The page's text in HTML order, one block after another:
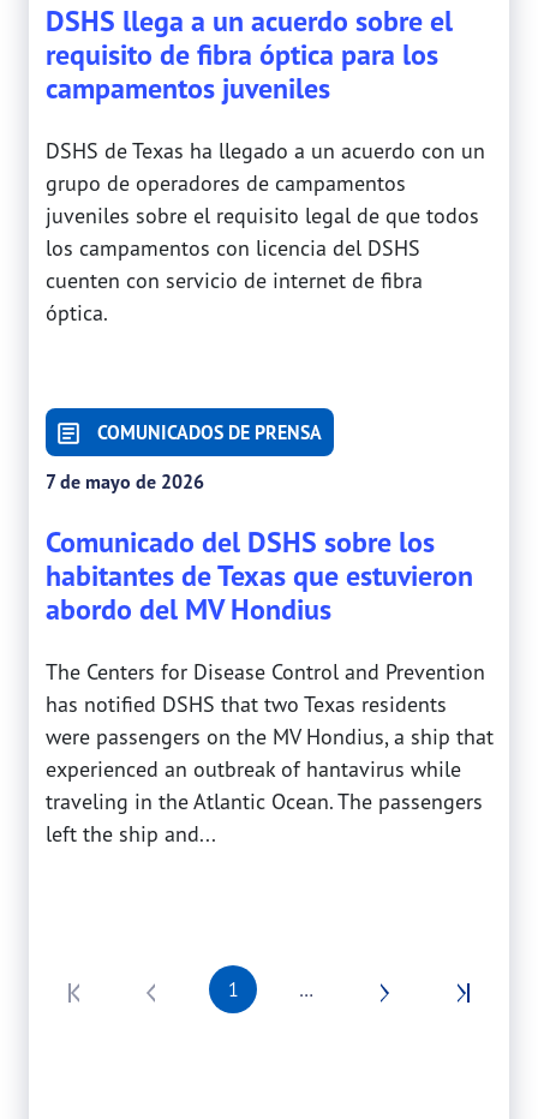
DSHS llega a un acuerdo sobre el
requisito de fibra óptica para los
campamentos juveniles
DSHS de Texas ha llegado a un acuerdo con un
grupo de operadores de campamentos
juveniles sobre el requisito legal de que todos
los campamentos con licencia del DSHS
cuenten con servicio de internet de fibra
óptica.
COMUNICADOS DE PRENSA
7 de mayo de 2026
Comunicado del DSHS sobre los
habitantes de Texas que estuvieron
abordo del MV Hondius
The Centers for Disease Control and Prevention
has notified DSHS that two Texas residents
were passengers on the MV Hondius, a ship that
experienced an outbreak of hantavirus while
traveling in the Atlantic Ocean. The passengers
left the ship and...
Pagination
First page Previous page
1 …
Next pageLast page